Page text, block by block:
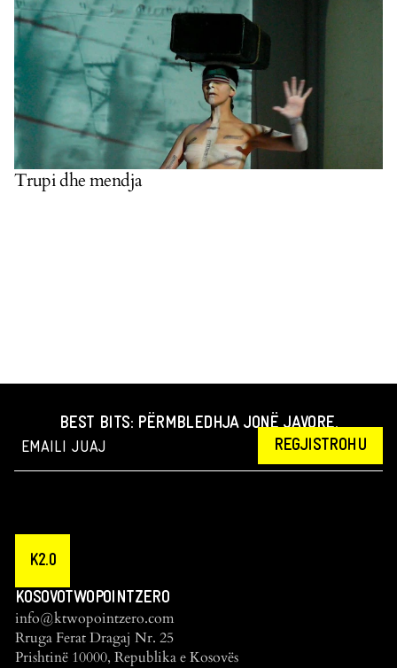
Trupi dhe mendja
BEST BITS: PËRMBLEDHJA JONË JAVORE.
REGJISTROHU
K2.0
KOSOVOTWOPOINTZERO
info@ktwopointzero.com
Rruga Ferat Dragaj Nr. 25
Prishtinë 10000, Republika e Kosovës